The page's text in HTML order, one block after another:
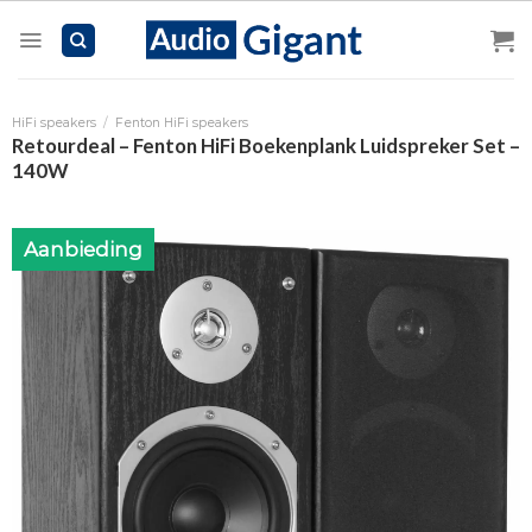
HiFi speakers / Fenton HiFi speakers
Retourdeal – Fenton HiFi Boekenplank Luidspreker Set –
140W
Aanbieding